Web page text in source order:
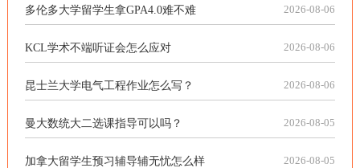
多伦多大学留学生拿GPA4.0难不难 2026-08-06
KCL学术不端听证会怎么应对 2026-08-06
昆士兰大学电气工程作业怎么写？ 2026-08-06
曼大数统大二选课指导可以吗？ 2026-08-05
加拿大留学生预习辅导辅无忧怎么样 2026-08-05